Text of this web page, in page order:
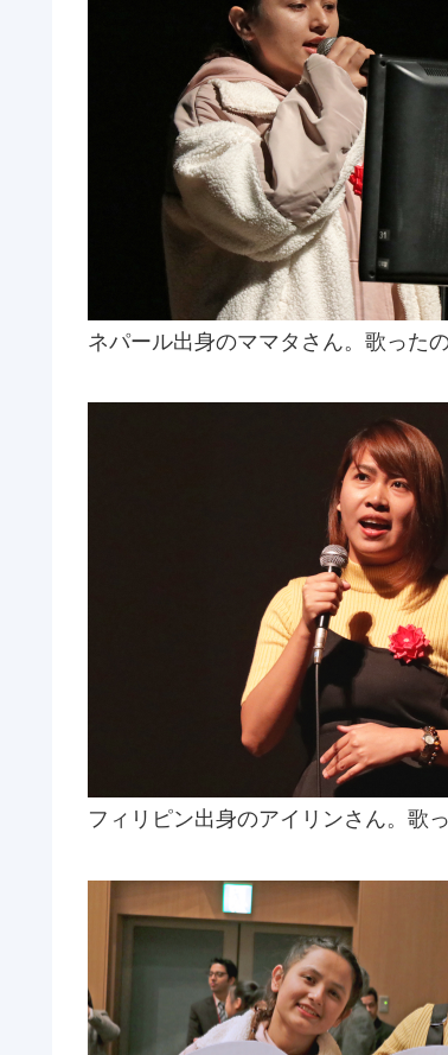
ネパール出身のママタさん。歌った
フィリピン出身のアイリンさん。歌